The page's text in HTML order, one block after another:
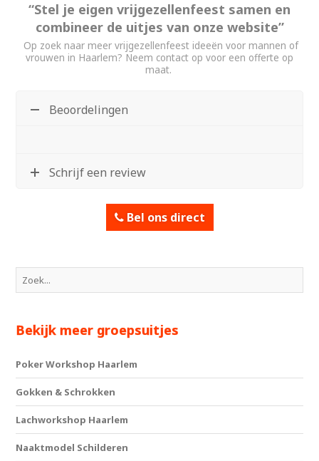
“Stel je eigen vrijgezellenfeest samen en
combineer de uitjes van onze website”
Op zoek naar meer vrijgezellenfeest ideeën voor mannen of
vrouwen in Haarlem? Neem contact op voor een offerte op
maat.
Beoordelingen
Schrijf een review
Bel ons direct
Bekijk meer groepsuitjes
Poker Workshop Haarlem
Gokken & Schrokken
Lachworkshop Haarlem
Naaktmodel Schilderen